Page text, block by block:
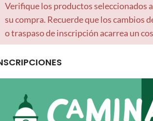
Verifique los productos seleccionados
su compra. Recuerde que los cambios
o traspaso de inscripción acarrea un